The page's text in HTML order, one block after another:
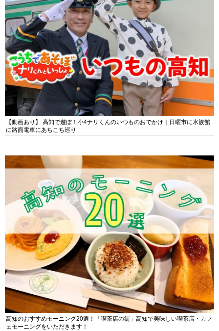
【動画あり】 高知で遊ぼ！小4ナリくんのいつものおでかけ｜日曜市に水族館
に路面電車にあちこち巡り
高知のおすすめモーニング20選！「喫茶店の街」高知で美味しい喫茶店・カフ
ェモーニングをいただきます！